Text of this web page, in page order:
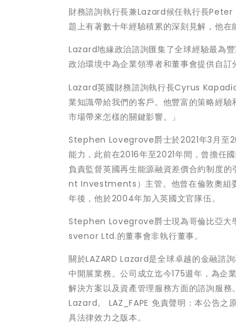
財務諮詢執行長兼Lazard候任執行長
題上有著數十年經驗積累的深刻見解，他在
Lazard地緣政治諮詢匯集了全球經驗最為
政治環境中為企業領導者和董事會提供自訂
Lazard英國財務諮詢執行長Cyrus
業知識帶給我們的客戶。他豐富的策略經
市場帶來怎樣的關鍵影響。」
Stephen Lovegrove爵士於2021年3月至
能力，此前在2016年至2021年間，曾擔任
負責監督英國再生能源融資差價合約制度
nt Investments）主管。他曾在倫敦奧組
年後，他於2004年加入英國文官隊伍。
Stephen Lovegrove爵士現為哥倫比亞大
svenor Ltd.的董事會非執行董事。
關於LAZARD Lazard是全球卓越的金融諮
中開展業務。公司成立迄今175週年，為企
解決方案以及資產管理服務方面的諮詢服
Lazard。 LAZ_FAPE 免責聲明：本公告之
具法律效力之版本。